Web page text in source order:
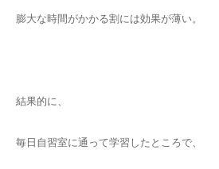
膨大な時間がかかる割には効果が薄い。
結果的に、
毎日自習室に通って学習したところで、